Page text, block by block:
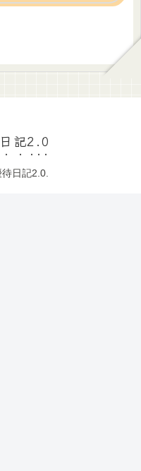
記2.0
日記2.0.